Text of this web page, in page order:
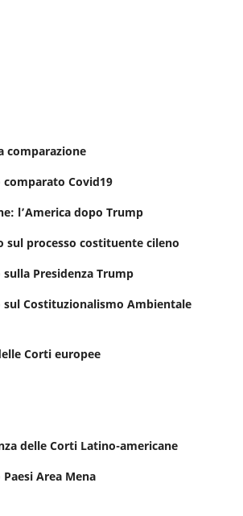
comparazione
Covid19
l’America dopo Trump
sul processo costituente cileno
Presidenza Trump
sul Costituzionalismo Ambientale
Corti europee
delle Corti Latino-americane
Area Mena